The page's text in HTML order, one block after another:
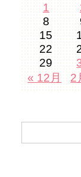
1
8
15
22
29
« 12月
2